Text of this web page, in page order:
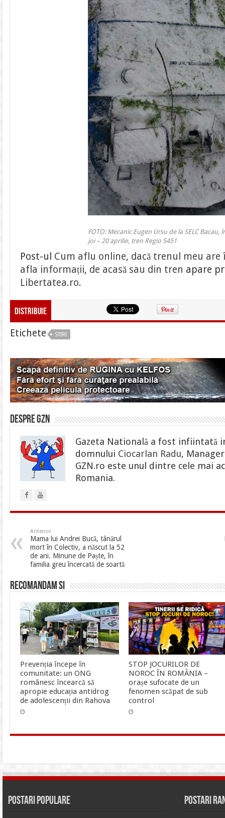
FOTO: Mecanic Eugen Ursu de la SELC Bacau,
joi – 20 aprilie, tren Regio 5451
Post-ul Cum aflu online, dacă trenul meu are
afla informații, de acasă sau din tren apare
Libertatea.ro.
Distribuie
Etichete STIRI
Despre gzn
Gazeta Natională a fost infiintată
domnului Ciocarlan Radu,
GZN.ro este unul dintre cele mai
Romania.
Anterior
Mama lui Andrei Bucă, tânărul
mort în Colectiv, a născut la 52
de ani. Minune de Paște, în
familia greu încercată de soartă
Recomandam si
Prevenția începe în
comunitate: un ONG
românesc încearcă să
apropie educația antidrog
de adolescenții din Rahova
STOP JOCURILOR DE
NOROC ÎN ROMÂNIA –
orașe sufocate de un
fenomen scăpat de sub
control
Postari Populare Postari